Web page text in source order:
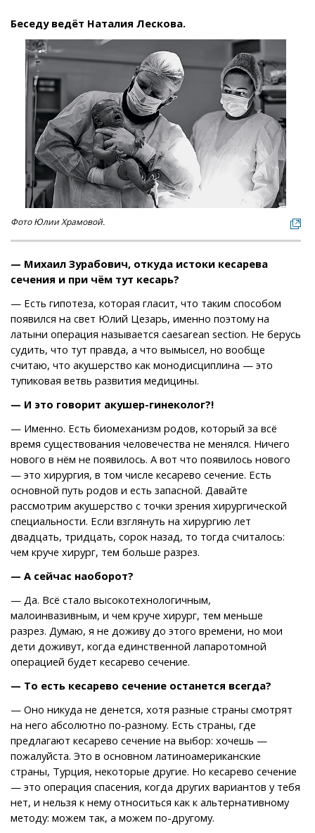
Беседу ведёт Наталия Лескова.
Фото Юлии Храмовой.
— Михаил Зурабович, откуда истоки кесарева
сечения и при чём тут кесарь?
— Есть гипотеза, которая гласит, что таким способом
появился на свет Юлий Цезарь, именно поэтому на
латыни операция называется сaesarean section. Не берусь
судить, что тут правда, а что вымысел, но вообще
считаю, что акушерство как монодисциплина — это
тупиковая ветвь развития медицины.
— И это говорит акушер-гинеколог?!
— Именно. Есть биомеханизм родов, который за всё
время существования человечества не менялся. Ничего
нового в нём не появилось. А вот что появилось нового
— это хирургия, в том числе кесарево сечение. Есть
основной путь родов и есть запасной. Давайте
рассмотрим акушерство с точки зрения хирургической
специальности. Если взглянуть на хирургию лет
двадцать, тридцать, сорок назад, то тогда считалось:
чем круче хирург, тем больше разрез.
— А сейчас наоборот?
— Да. Всё стало высокотехнологичным,
малоинвазивным, и чем круче хирург, тем меньше
разрез. Думаю, я не доживу до этого времени, но мои
дети доживут, когда единственной лапаротомной
операцией будет кесарево сечение.
— То есть кесарево сечение останется всегда?
— Оно никуда не денется, хотя разные страны смотрят
на него абсолютно по-разному. Есть страны, где
предлагают кесарево сечение на выбор: хочешь —
пожалуйста. Это в основном латиноамериканские
страны, Турция, некоторые другие. Но кесарево сечение
— это операция спасения, когда других вариантов у тебя
нет, и нельзя к нему относиться как к альтернативному
методу: можем так, а можем по-другому.